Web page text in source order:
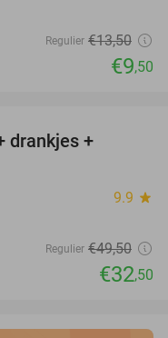
Regulier €13,50
€9,50
drankjes +
9.9 star
Regulier €49,50
€32,50